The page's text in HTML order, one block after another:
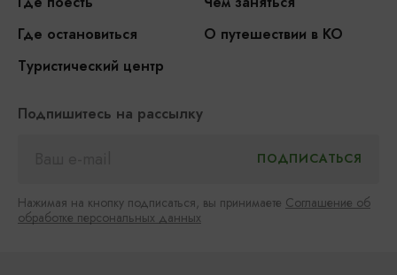
Где остановиться
О путешествии в КО
Туристический центр
Подпишитесь на рассылку
Нажимая на кнопку подписаться, вы принимаете Соглашение об
обработке персональных данных